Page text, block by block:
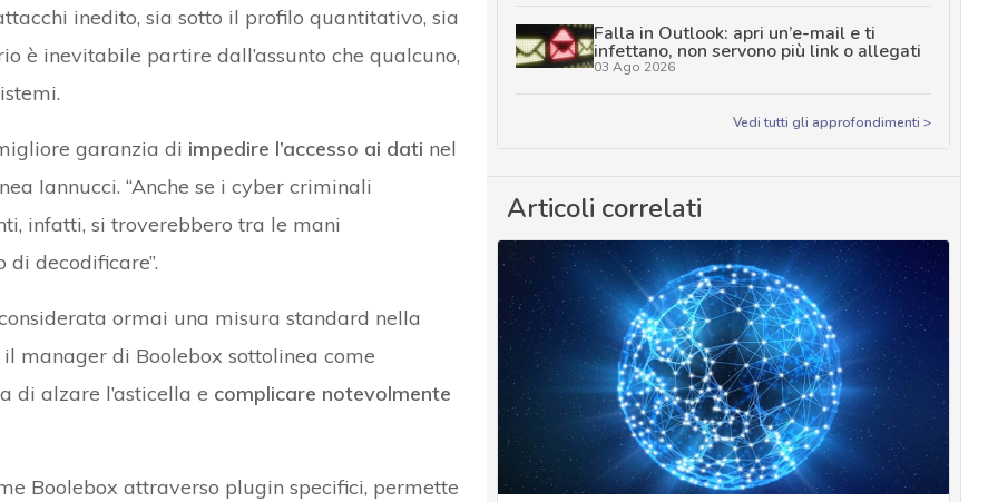
inedito, sia sotto il profilo quantitativo, sia
è inevitabile partire dall’assunto che qualcuno,
garanzia di impedire l’accesso ai dati nel
Iannucci. “Anche se i cyber criminali
infatti, si troverebbero tra le mani
decodificare”.
ormai una misura standard nella
manager di Boolebox sottolinea come
di alzare l’asticella e complicare notevolmente
Boolebox attraverso plugin specifici, permette
Falla in Outlook: apri un’e-mail e ti
infettano, non servono più link o allegati
03 Ago 2026
Vedi tutti gli approfondimenti >
Articoli correlati